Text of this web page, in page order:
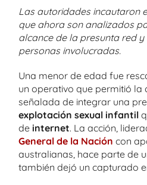
Las autoridades incautaron
que ahora son analizados
alcance de la presunta red
personas involucradas.
Una menor de edad fue
un operativo que permitió la
señalada de integrar una
explotación sexual infantil
de internet. La acción,
General de la Nación con
australianas, hace parte de
también dejó un capturado